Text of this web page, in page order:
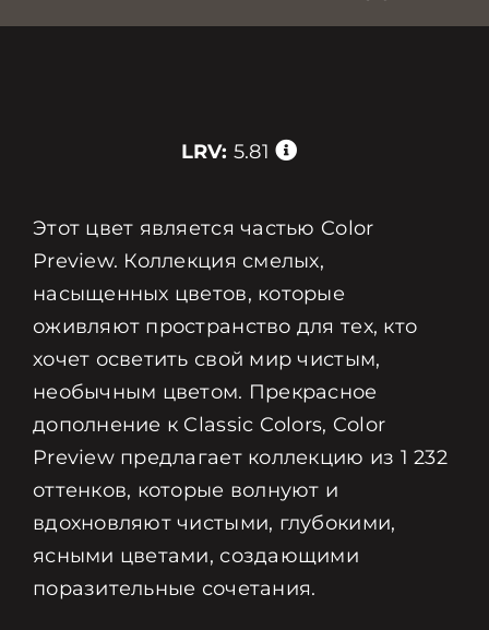
LRV: 5.81
Этот цвет является частью Color
Preview. Коллекция смелых,
насыщенных цветов, которые
оживляют пространство для тех, кто
хочет осветить свой мир чистым,
необычным цветом. Прекрасное
дополнение к Classic Colors, Color
Preview предлагает коллекцию из 1 232
оттенков, которые волнуют и
вдохновляют чистыми, глубокими,
ясными цветами, создающими
поразительные сочетания.